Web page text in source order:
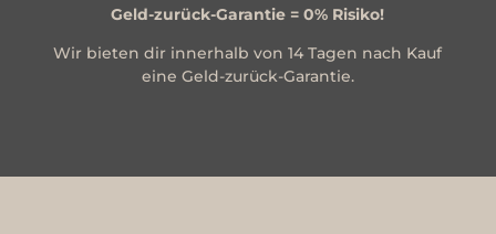
Geld-zurück-Garantie = 0% Risiko!
Wir bieten dir innerhalb von 14 Tagen nach Kauf
eine Geld-zurück-Garantie.